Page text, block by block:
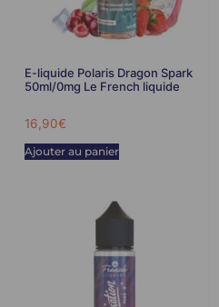
E-liquide Polaris Dragon Spark
50ml/0mg Le French liquide
16,90€
Ajouter au panier